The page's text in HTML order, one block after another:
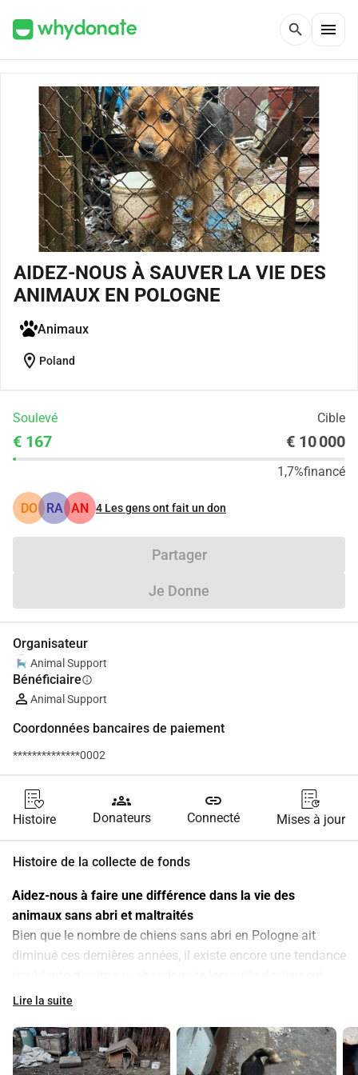
search menu
AIDEZ-NOUS À SAUVER LA VIE DES
ANIMAUX EN POLOGNE
Animaux
location_on Poland
Soulevé Cible
€ 167 € 10 000
1,7%financé
DO RA AN 4 Les gens ont fait un don
Partager
Je Donne
Organisateur
Animal Support
Bénéficiaireinfo
Animal Support
Coordonnées bancaires de paiement
**************0002
Histoire
groups
Donateurs
link
Connecté Mises à jour
Histoire de la collecte de fonds
Aidez-nous à faire une différence dans la vie des
animaux sans abri et maltraités
Bien que le nombre de chiens sans abri en Pologne ait
diminué ces dernières années, il existe encore une tendance
plus vieux, malades ou simplement ne servent plus à rien.
deviennent gênants, souvent parce qu'ils ne sont plus
considérés comme "utiles" ou qu'ils représentent un
Lire la suite